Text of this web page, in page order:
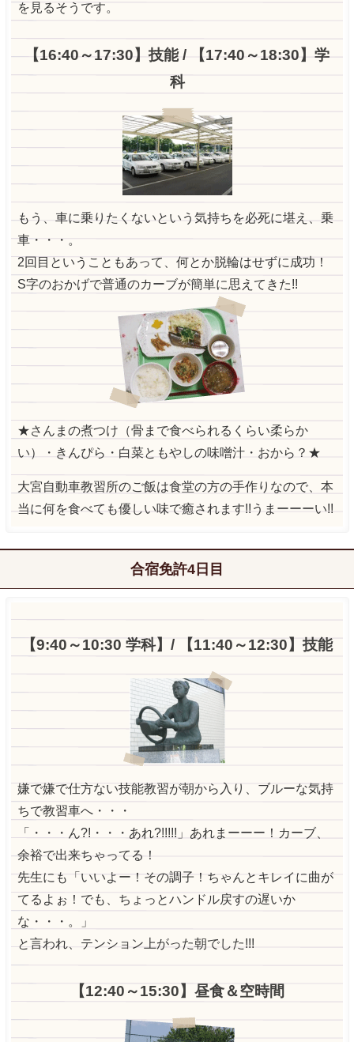
を見るそうです。
【16:40～17:30】技能 / 【17:40～18:30】学
科
もう、車に乗りたくないという気持ちを必死に堪え、乗
車・・・。
2回目ということもあって、何とか脱輪はせずに成功！
S字のおかげで普通のカーブが簡単に思えてきた!!
★さんまの煮つけ（骨まで食べられるくらい柔らか
い）・きんぴら・白菜ともやしの味噌汁・おから？★
大宮自動車教習所のご飯は食堂の方の手作りなので、本
当に何を食べても優しい味で癒されます!!うまーーーい!!
合宿免許4日目
【9:40～10:30 学科】/ 【11:40～12:30】技能
嫌で嫌で仕方ない技能教習が朝から入り、ブルーな気持
ちで教習車へ・・・
「・・・ん?!・・・あれ?!!!!!」あれまーーー！カーブ、
余裕で出来ちゃってる！
先生にも「いいよー！その調子！ちゃんとキレイに曲が
てるよぉ！でも、ちょっとハンドル戻すの遅いか
な・・・。」
と言われ、テンション上がった朝でした!!!
【12:40～15:30】昼食＆空時間